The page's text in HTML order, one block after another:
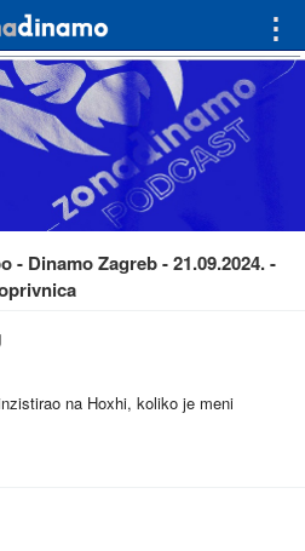
⋮
- Dinamo Zagreb - 21.09.2024. -
na Hoxhi, koliko je meni